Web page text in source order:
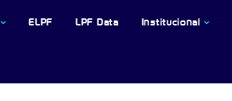
ELPF LPF Data Institucional